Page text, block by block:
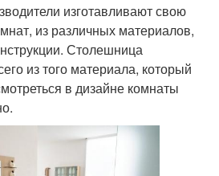
изготавливают свою
из различных материалов,
Столешница
из того материала, который
в дизайне комнаты